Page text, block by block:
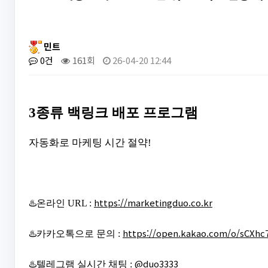
민트
0건
161회 26-04-20 12:44
3종류 백링크 배포 프로그램
자동화로 마케팅 시간 절약!
♨️온라인 URL : https://marketingduo.co.kr
♨️카카오톡으로 문의 : https://open.kakao.com/o/
♨️텔레그램 실시간 채팅 : @duo3333